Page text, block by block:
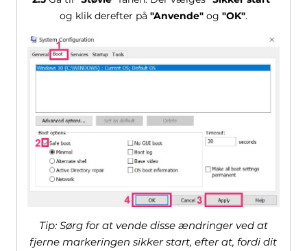
og klik derefter på "Anvende"og "OK".
Tip: Sørg for at vende disse ændringer ved at
fjerne markeringen sikker start, efter at, fordi dit